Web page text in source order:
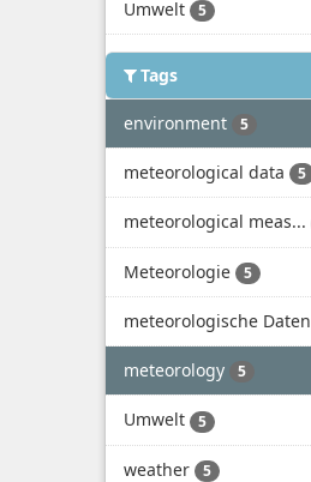
Umwelt 5
Tags
environment 5
meteorological data 5
meteorological meas...
Meteorologie 5
meteorologische Daten
meteorology 5
Umwelt 5
weather 5